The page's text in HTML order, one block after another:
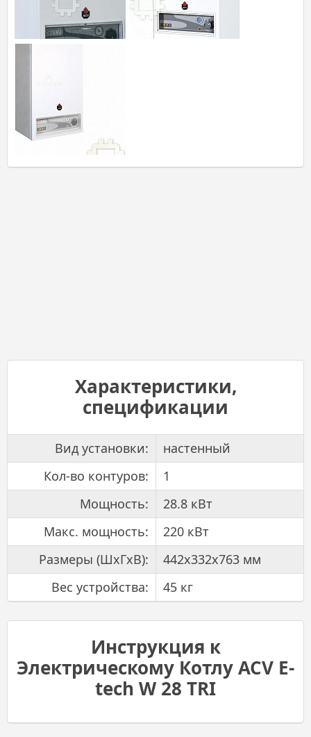
Характеристики,
спецификации
Вид установки:
настенный
Кол-во контуров:
1
Мощность:
28.8 кВт
Макс. мощность:
220 кВт
Размеры (ШхГxВ):
442x332x763 мм
Вес устройства:
45 кг
Инструкция к
Электрическому Котлу ACV E-
tech W 28 TRI